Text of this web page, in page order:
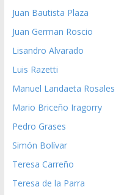
Juan Bautista Plaza
Juan German Roscio
Lisandro Alvarado
Luis Razetti
Manuel Landaeta Rosales
Mario Briceño Iragorry
Pedro Grases
Simón Bolívar
Teresa Carreño
Teresa de la Parra